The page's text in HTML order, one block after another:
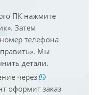
ПК нажмите
Затем
телефона
Мы
детали.
через
оформит заказ